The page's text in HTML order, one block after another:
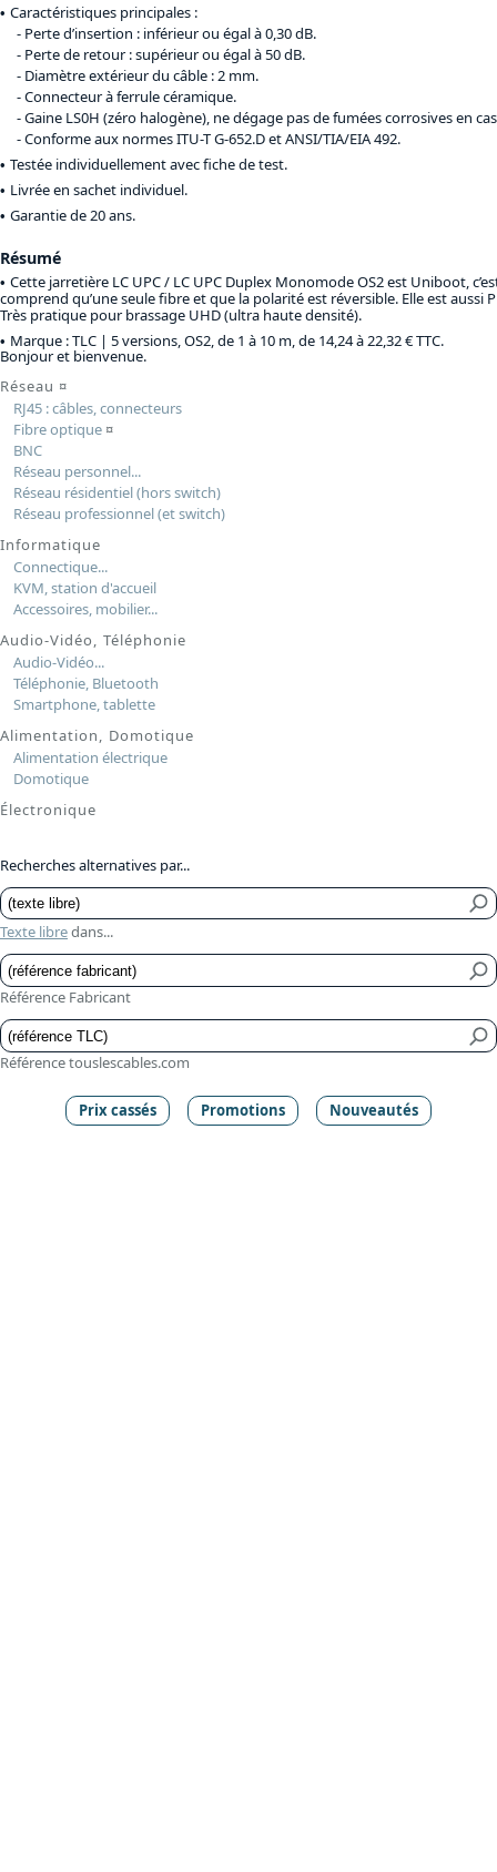
Caractéristiques principales :
Perte d’insertion : inférieur ou égal à 0,30 dB.
Perte de retour : supérieur ou égal à 50 dB.
Diamètre extérieur du câble : 2 mm.
Connecteur à ferrule céramique.
Gaine LS0H (zéro halogène), ne dégage pas de fumées corrosives en
Conforme aux normes ITU-T G-652.D et ANSI/TIA/EIA 492.
Testée individuellement avec fiche de test.
Livrée en sachet individuel.
Garantie de 20 ans.
Résumé
Cette jarretière LC UPC / LC UPC Duplex Monomode OS2 est Uniboot,
comprend qu’une seule fibre et que la polarité est réversible. Elle est aussi
Très pratique pour brassage UHD (ultra haute densité).
Marque : TLC | 5 versions, OS2, de 1 à 10 m, de 14,24 à 22,32 € TTC.
Bonjour et bienvenue.
Réseau ¤
RJ45 : câbles, connecteurs
Fibre optique¤
BNC
Réseau personnel...
Réseau résidentiel (hors switch)
Réseau professionnel (et switch)
Informatique
Connectique...
KVM, station d'accueil
Accessoires, mobilier...
Audio-Vidéo, Téléphonie
Audio-Vidéo...
Téléphonie, Bluetooth
Smartphone, tablette
Alimentation, Domotique
Alimentation électrique
Domotique
Électronique
Recherches alternatives par...
Texte libredans...
Référence Fabricant
Référence touslescables.com
Prix cassés Promotions Nouveautés